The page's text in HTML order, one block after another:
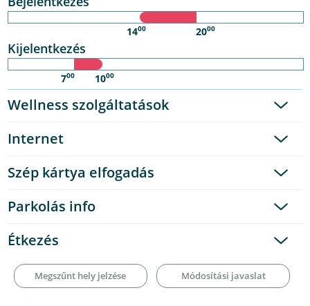
1400 2000
Kijelentkezés
700 1000
Wellness szolgáltatások
Internet
Szép kártya elfogadás
Parkolás info
Étkezés
Megszűnt hely jelzése Módosítási javaslat